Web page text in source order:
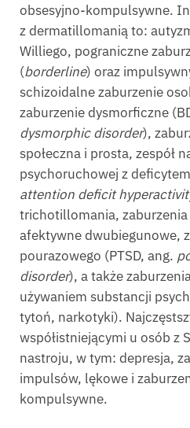
obsesyjno-kompulsywne.
z dermatillomanią to:
Williego, pograniczne
(borderline) oraz
schizoidalne zaburzenie
zaburzenie dysmorficzne
dysmorphic disorder),
społeczna i prosta, zespół
psychoruchowej z
attention deficit
trichotillomania,
afektywne dwubiegunowe,
pourazowego (PTSD, ang.
disorder), a także
używaniem substancji
tytoń, narkotyki).
współistniejącymi u osób z
nastroju, w tym: depresja,
impulsów, lękowe i
kompulsywne.